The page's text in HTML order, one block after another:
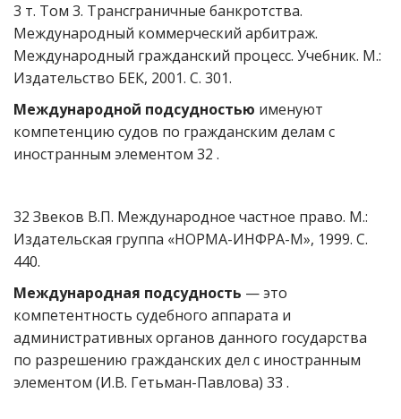
3 т. Том 3. Трансграничные банкротства.
Международный коммерческий арбитраж.
Международный гражданский процесс. Учебник. М.:
Издательство БЕК, 2001. С. 301.
Международной подсудностью именуют
компетенцию судов по гражданским делам с
иностранным элементом 32 .
32 Звеков В.П. Международное частное право. М.:
Издательская группа «НОРМА-ИНФРА-М», 1999. С.
440.
Международная подсудность — это
компетентность судебного аппарата и
административных органов данного государства
по разрешению гражданских дел с иностранным
элементом (И.В. Гетьман-Павлова) 33 .